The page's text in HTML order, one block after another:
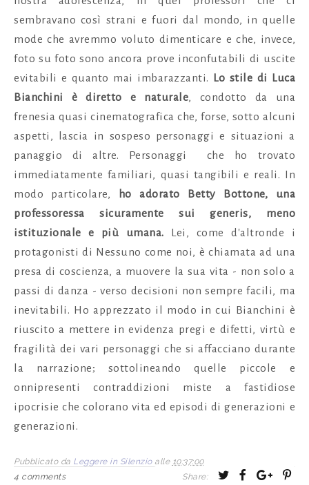
sembravano così strani e fuori dal mondo, in quelle
mode che avremmo voluto dimenticare e che, invece,
foto su foto sono ancora prove inconfutabili di uscite
evitabili e quanto mai imbarazzanti. Lo stile di Luca
Bianchini è diretto e naturale, condotto da una
frenesia quasi cinematografica che, forse, sotto alcuni
aspetti, lascia in sospeso personaggi e situazioni a
panaggio di altre. Personaggi che ho trovato
immediatamente familiari, quasi tangibili e reali. In
modo particolare,
ho adorato Betty Bottone, una
professoressa sicuramente sui generis, meno
istituzionale e più umana. Lei, come d'altronde i
protagonisti di Nessuno come noi, è chiamata ad una
presa di coscienza, a muovere la sua vita - non solo a
passi di danza - verso decisioni non sempre facili, ma
inevitabili. Ho apprezzato il modo in cui Bianchini è
riuscito a mettere in evidenza pregi e difetti, virtù e
fragilità dei vari personaggi che si affacciano durante
la narrazione; sottolineando quelle piccole e
onnipresenti contraddizioni miste a fastidiose
ipocrisie che colorano vita ed episodi di generazioni e
generazioni.
Pubblicato da Leggere in Silenzio alle 10:37:00
4 comments
Share:
T